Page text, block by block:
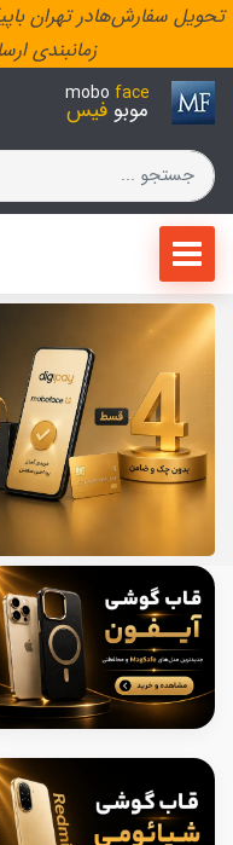
تحویل سفارش‌هادر تهران
زمانبندی
mobo face
موبو فیس